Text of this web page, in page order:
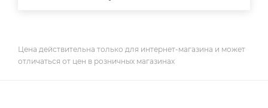
Цена действительна только для интернет-магазина и может
отличаться от цен в розничных магазинах